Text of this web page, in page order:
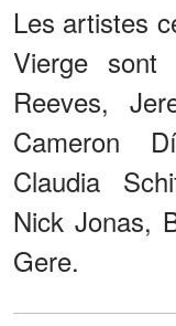
Les artistes
Vierge sont
Reeves,
Cameron
Claudia
Nick Jonas,
Gere.